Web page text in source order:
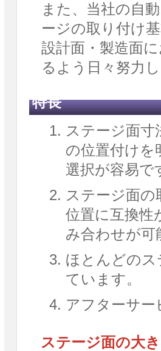
また、当社の自
ージの取り付け
設計面・製造面
るよう日々努力
特長
ステージ面寸
の位置付けを
選択が容易で
ステージ面
位置に互換性
み合わせが可
ほとんどのス
ています。
アフターサ
ステージ面の大